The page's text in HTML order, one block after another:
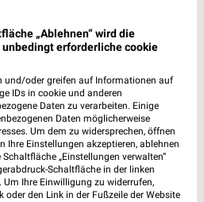
Filialen & Öffnungszeiten für
Filialen & Öffnungszeiten für
Prospekte und Angebote für
„Ablehnen“ wird die
erforderliche cookie
und/oder greifen auf Informationen auf
IDs in cookie und anderen
Daten zu verarbeiten. Einige
Daten möglicherweise
Um dem zu widersprechen, öffnen
Ihre Einstellungen akzeptieren, ablehnen
„Einstellungen verwalten“
Schaltfläche in der linken
Um Ihre Einwilligung zu widerrufen,
oder den Link in der Fußzeile der Website